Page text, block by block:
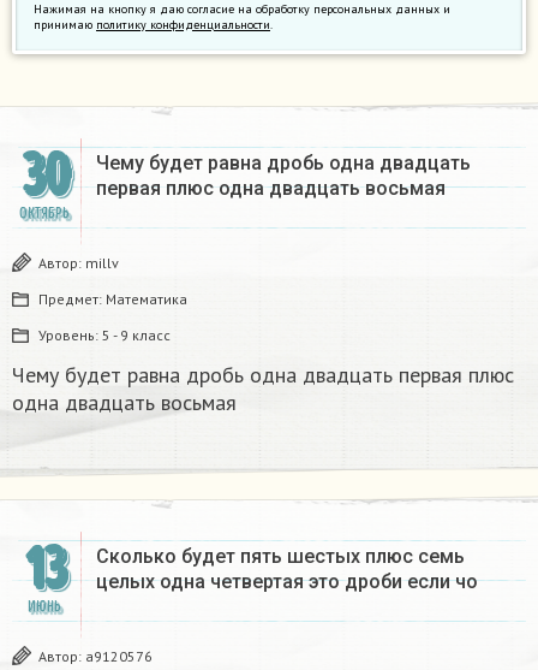
Нажимая на кнопку я даю согласие на обработку персональных данных и
принимаю политику конфиденциальности.
30
ОКТЯБРЬ
Чему будет равна дробь одна двадцать
первая плюс одна двадцать восьмая
Автор: millv
Предмет: Математика
Уровень: 5 - 9 класс
Чему будет равна дробь одна двадцать первая плюс
одна двадцать восьмая
13
ИЮНЬ
Сколько будет пять шестых плюс семь
целых одна четвертая это дроби если чо
Автор: a9120576